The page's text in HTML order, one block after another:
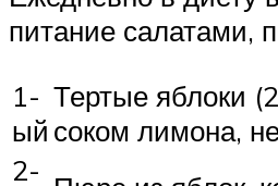
питание салатами,
1-
ый
Тертые яблоки
соком лимона,
2-